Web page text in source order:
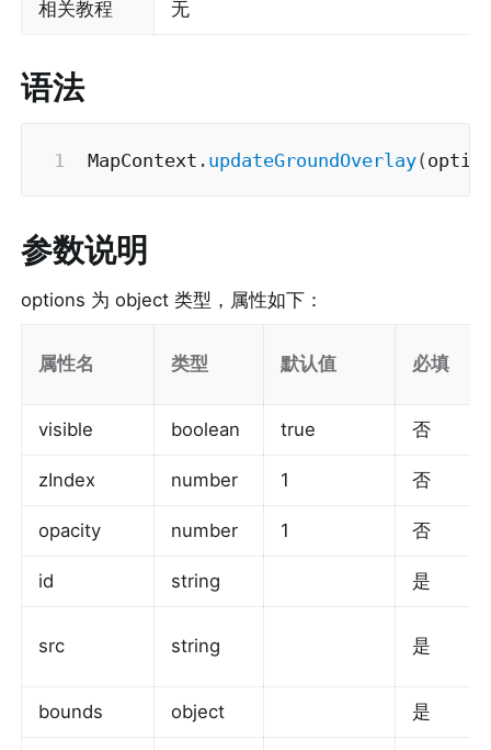
相关教程 无
语法
MapContext . updateGroundOverlay(
参数说明
options 为 object 类型，属性如下：
属性名 类型 默认值 必填
visible boolean true 否
zIndex number 1 否
opacity number 1 否
id string 是
src string 是
bounds object 是